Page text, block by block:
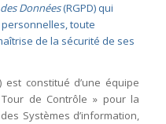
Données(RGPD) qui
toute
de la sécurité de ses
est constitué d’une équipe
de Contrôle » pour la
Systèmes d’information,